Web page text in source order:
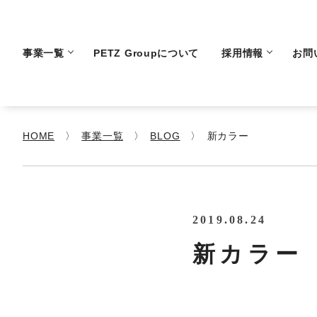
事業一覧 PETZ Groupについて 採用情報 お問
HOME 事業一覧 BLOG 新カラー
2019.08.24
新カラー